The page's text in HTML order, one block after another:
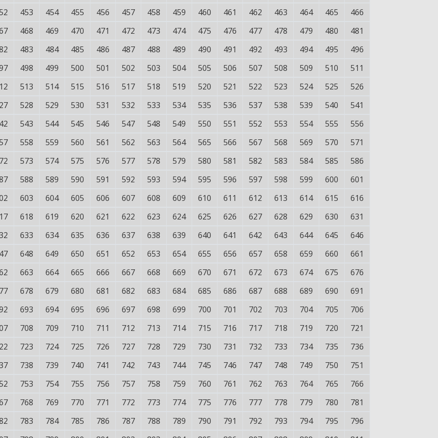
453 454 455 456 457 458 459 460 461 462 463 464 465
466
468 469 470 471 472 473 474 475 476 477 478 479 480
481
483 484 485 486 487 488 489 490 491 492 493 494 495
496
498 499 500 501 502 503 504 505 506 507 508 509 510
511
513 514 515 516 517 518 519 520 521 522 523 524 525
526
528 529 530 531 532 533 534 535 536 537 538 539 540
541
543 544 545 546 547 548 549 550 551 552 553 554 555
556
558 559 560 561 562 563 564 565 566 567 568 569 570
571
573 574 575 576 577 578 579 580 581 582 583 584 585
586
588 589 590 591 592 593 594 595 596 597 598 599 600
601
603 604 605 606 607 608 609 610 611 612 613 614 615
616
618 619 620 621 622 623 624 625 626 627 628 629 630
631
633 634 635 636 637 638 639 640 641 642 643 644 645
646
648 649 650 651 652 653 654 655 656 657 658 659 660
661
663 664 665 666 667 668 669 670 671 672 673 674 675
676
678 679 680 681 682 683 684 685 686 687 688 689 690
691
693 694 695 696 697 698 699 700 701 702 703 704 705
706
708 709 710 711 712 713 714 715 716 717 718 719 720
721
723 724 725 726 727 728 729 730 731 732 733 734 735
736
738 739 740 741 742 743 744 745 746 747 748 749 750
751
753 754 755 756 757 758 759 760 761 762 763 764 765
766
768 769 770 771 772 773 774 775 776 777 778 779 780
781
783 784 785 786 787 788 789 790 791 792 793 794 795
796